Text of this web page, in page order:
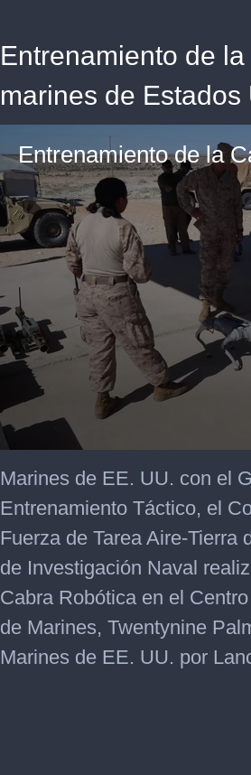
Entrenamiento de
marines de Estados
seconds
of
41
seconds
Marines de EE. UU. con el
Entrenamiento Táctico, el
Fuerza de Tarea Aire-
de Investigación Naval
Cabra Robótica en el
de Marines, Twentynine
Marines de EE. UU. por